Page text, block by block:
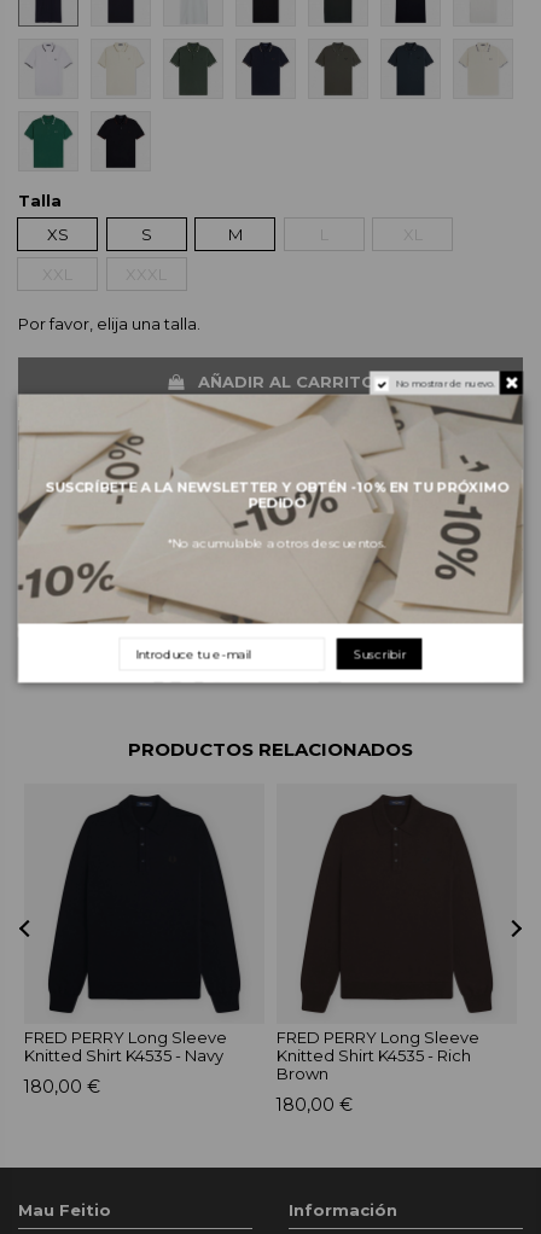
Talla
XS
S M
Por favor, elija una talla.
AÑADIR AL CARRITO
Envíos e pagos
PRODUCTOS RELACIONADOS
FRED PERRY Long Sleeve
Knitted Shirt K4535 - Navy
180,00 €
FRED PERRY Long Sleeve
Knitted Shirt K4535 - Rich
Brown
180,00 €
Mau Feitio Información
No mostrar de nuevo.
SUSCRÍBETE A LA NEWSLETTER Y OBTÉN -10% EN TU PRÓXIMO
PEDIDO
*No acumulable a otros descuentos.
Suscribir